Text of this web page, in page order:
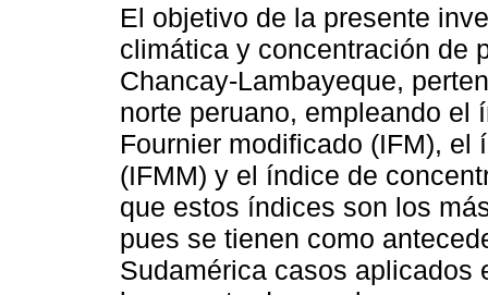
El objetivo de la presente
climática y concentración de
Chancay-Lambayeque,
norte peruano, empleando el
Fournier modificado (IFM),
(IFMM) y el índice de
que estos índices son los
pues se tienen como
Sudamérica casos aplicados